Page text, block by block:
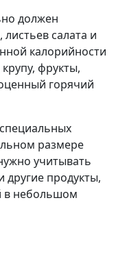
должен
листьев салата и
калорийности
фрукты,
горячий
размере
учитывать
другие продукты,
в небольшом